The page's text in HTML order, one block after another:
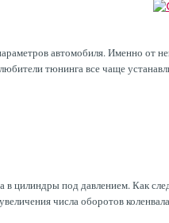
автомобиля. Именно от
тюнинга все чаще
в цилиндры под давлением. Как
числа оборотов